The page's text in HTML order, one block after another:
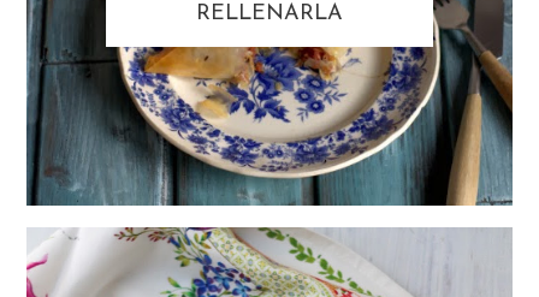
RELLENARLA